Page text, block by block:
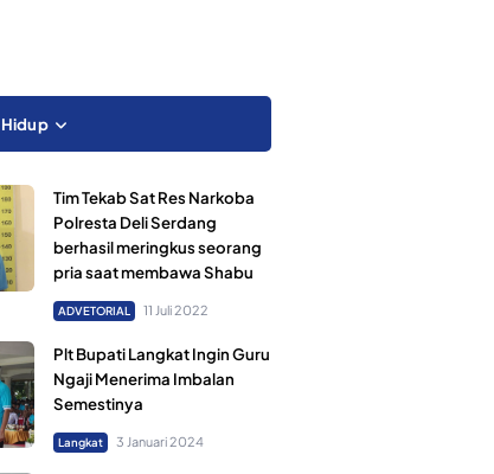
Tim Tekab Sat Res Narkoba
Polresta Deli Serdang
berhasil meringkus seorang
pria saat membawa Shabu
ADVETORIAL 11 Juli 2022
Plt Bupati Langkat Ingin Guru
Ngaji Menerima Imbalan
Semestinya
Langkat 3 Januari 2024